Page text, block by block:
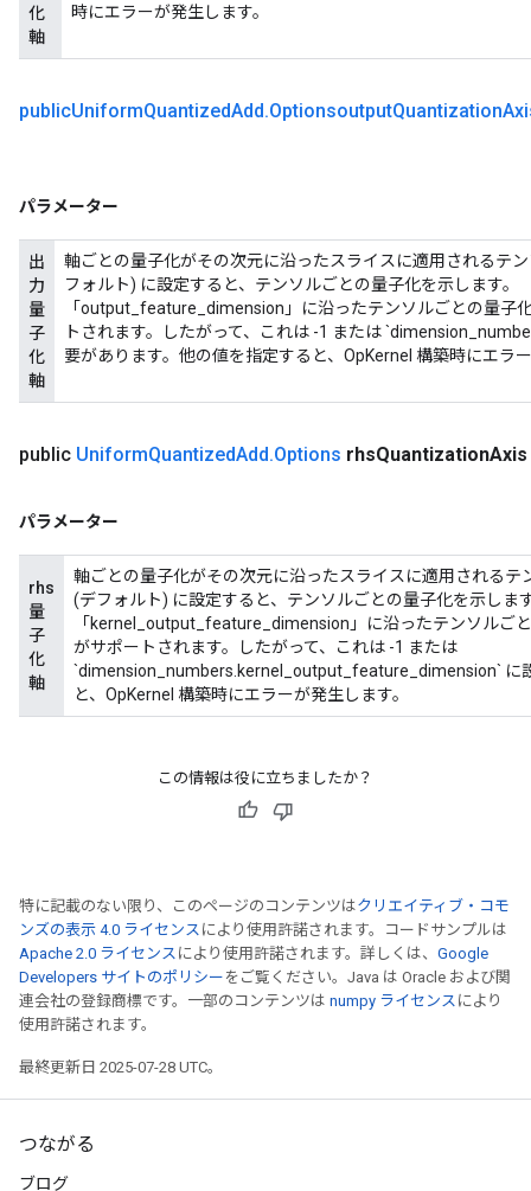
化
軸
時にエラーが発生します。
publicUniformQuantizedAdd.OptionsoutputQuantization
パラメーター
出
力
量
子
化
軸
軸ごとの量子化がその次元に沿ったスライスに適用されるテ
フォルト) に設定すると、テンソルごとの量子化を示します。
「output_feature_dimension」に沿ったテンソルごとの量子
トされます。したがって、これは -1 または
要があります。他の値を指定すると、OpKernel 構築時にエラ
public UniformQuantizedAdd.Options rhsQuantizationAxis
パラメーター
rhs
量
子
化
軸
軸ごとの量子化がその次元に沿ったスライスに適用される
(デフォルト) に設定すると、テンソルごとの量子化を示しま
「kernel_output_feature_dimension」に沿ったテンソルご
がサポートされます。したがって、これは -1 または
`dimension_numbers.kernel_output_feature_dimension` に
と、OpKernel 構築時にエラーが発生します。
この情報は役に立ちましたか？
特に記載のない限り、このページのコンテンツはクリエイティブ・コモ
ンズの表示 4.0 ライセンス により使用許諾されます。コードサンプルは
Apache 2.0 ライセンス により使用許諾されます。詳しくは、 Google
Developers サイトのポリシー をご覧ください。Java は Oracle および関
連会社の登録商標です。一部のコンテンツは numpy ライセンス により
使用許諾されます。
最終更新日 2025-07-28 UTC。
つながる
ブログ